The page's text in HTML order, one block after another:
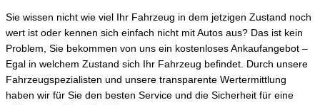
Sie wissen nicht wie viel Ihr Fahrzeug in dem jetzigen Zustand noch
wert ist oder kennen sich einfach nicht mit Autos aus? Das ist kein
Problem, Sie bekommen von uns ein kostenloses Ankaufangebot –
Egal in welchem Zustand sich Ihr Fahrzeug befindet. Durch unsere
Fahrzeugspezialisten und unsere transparente Wertermittlung
haben wir für Sie den besten Service und die Sicherheit für eine